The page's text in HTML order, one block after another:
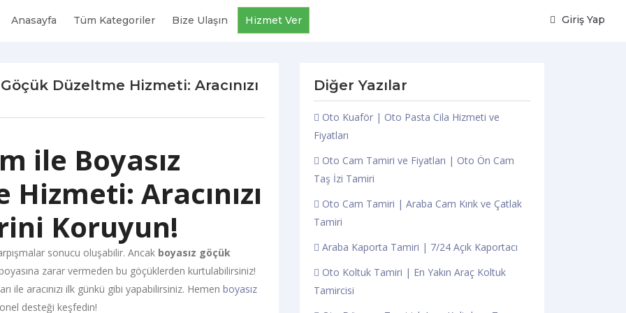
Anasayfa Tüm Kategoriler Bize Ulaşın Hizmet Ver Giriş Yap
Düzeltme Hizmeti: Aracınızı
ile Boyasız
Aracınızı
Koruyun!
sonucu oluşabilir. Ancak boyasız göçük
zarar vermeden bu göçüklerden kurtulabilirsiniz!
aracınızı ilk günkü gibi yapabilirsiniz. Hemen boyasız
desteği keşfedin!
Diğer Yazılar
Oto Kuaför | Oto Pasta Cila Hizmeti ve
Fiyatları
Oto Cam Tamiri ve Fiyatları | Oto Ön Cam
Taş İzi Tamiri
Oto Cam Tamiri | Araba Cam Kırık ve Çatlak
Tamiri
Araba Kaporta Tamiri | 7/24 Açık Kaportacı
Oto Koltuk Tamiri | En Yakın Araç Koltuk
Tamircisi